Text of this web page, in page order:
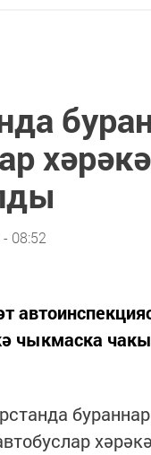
08:52
чыкмаска